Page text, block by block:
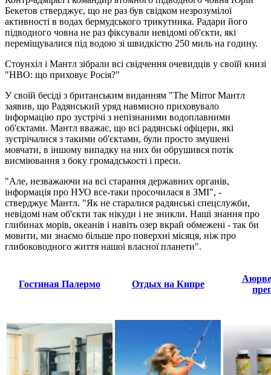
Бекетов стверджує, що не раз був свідком незрозумілої
активності в водах бермудського трикутника. Радари його
підводного човна не раз фіксували невідомі об'єкти, які
переміщувалися під водою зі швидкістю 250 миль на годину.
Стоунхіл і Мантл зібрали всі свідчення очевидців у своїй книзі
"НВО: що приховує Росія?"
У своїй бесіді з британським виданням "The Mirror Мантл
заявив, що Радянський уряд навмисно приховувало
інформацію про зустрічі з непізнаними водоплавними
об'єктами. Мантл вважає, що всі радянські офіцери, які
зустрічалися з такими об'єктами, були просто змушені
мовчати, в іншому випадку на них би обрушився потік
висміювання з боку громадськості і преси.
"Але, незважаючи на всі старання державних органів,
інформація про НУО все-таки просочилася в ЗМІ", -
стверджує Мантл. "Як не старалися радянські спецслужби,
невідомі нам об'єкти так нікуди і не зникли. Наші знання про
глибинах морів, океанів і навіть озер вкрай обмежені - так би
мовити, ми знаємо більше про поверхні місяця, ніж про
глибоководного життя нашої власної планети".
Гостиная Палермо Отдых на Кипре